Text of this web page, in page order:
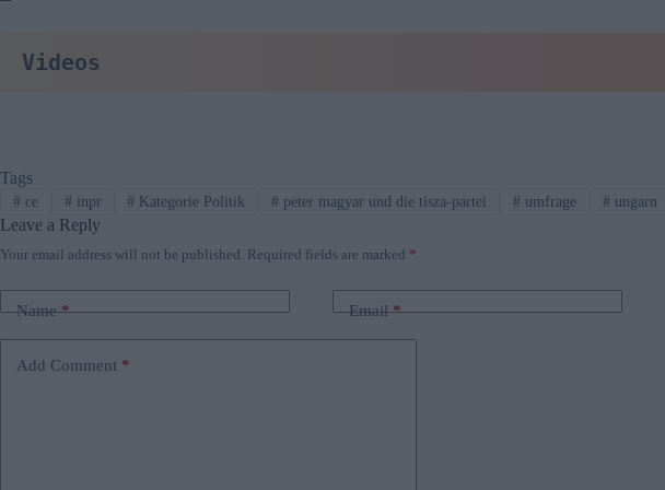
Videos
Tags
#ce #inpr # Kategorie Politik # peter magyar und die tisza-partei # umfrage #ungarn
Leave a Reply
Your email address will not be published. Required fields are marked *
Name* Email*
Add Comment *